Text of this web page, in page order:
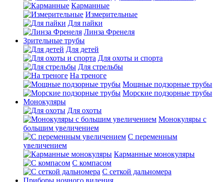
Карманные
Измерительные
Для пайки
Линза Френеля
Зрительные трубы
Для детей
Для охоты и спорта
Для стрельбы
На треноге
Мощные подзорные трубы
Морские подзорные трубы
Монокуляры
Для охоты
Монокуляры с
большим увеличением
С переменным
увеличением
Карманные монокуляры
С компасом
С сеткой дальномера
Приборы ночного видения